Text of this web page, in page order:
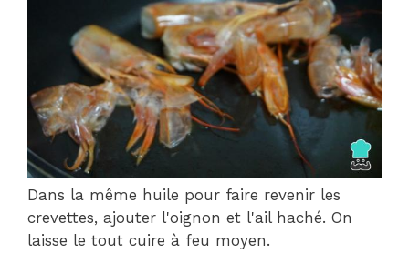
Dans la même huile pour faire revenir les
crevettes, ajouter l'oignon et l'ail haché. On
laisse le tout cuire à feu moyen.